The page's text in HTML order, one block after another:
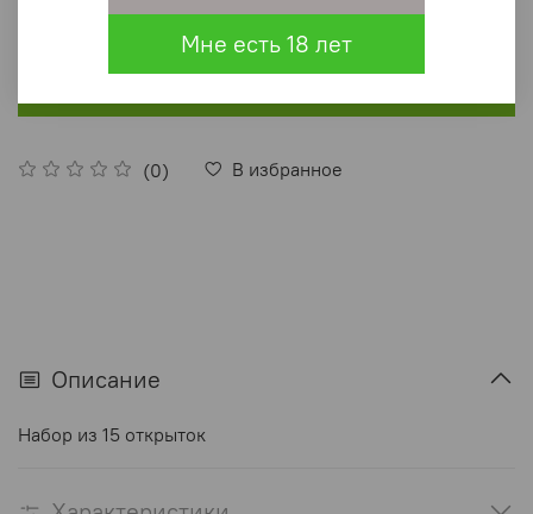
(0) В избранное
Описание
Набор из 15 открыток
Мне есть 18 лет